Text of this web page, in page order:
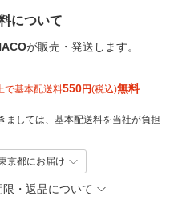
について
が販売・発送します。
で基本配送料550円(税込)無料
ましては、基本配送料を当社が負担
京都にお届け
・返品について